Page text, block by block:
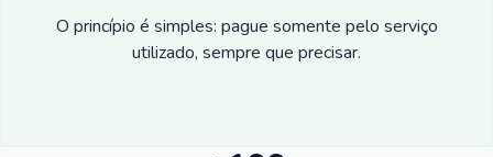
O princípio é simples: pague somente pelo serviço
utilizado, sempre que precisar.